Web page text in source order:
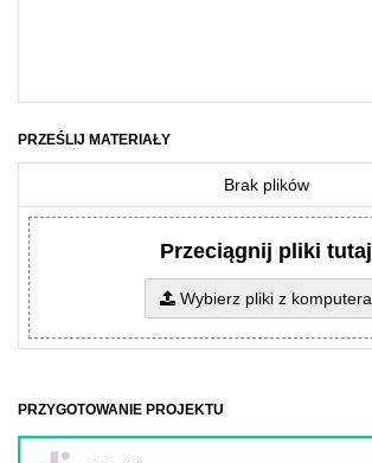
PRZEŚLIJ MATERIAŁY
Brak plików
Przeciągnij pliki tutaj
Wybierz pliki z komputera
PRZYGOTOWANIE PROJEKTU